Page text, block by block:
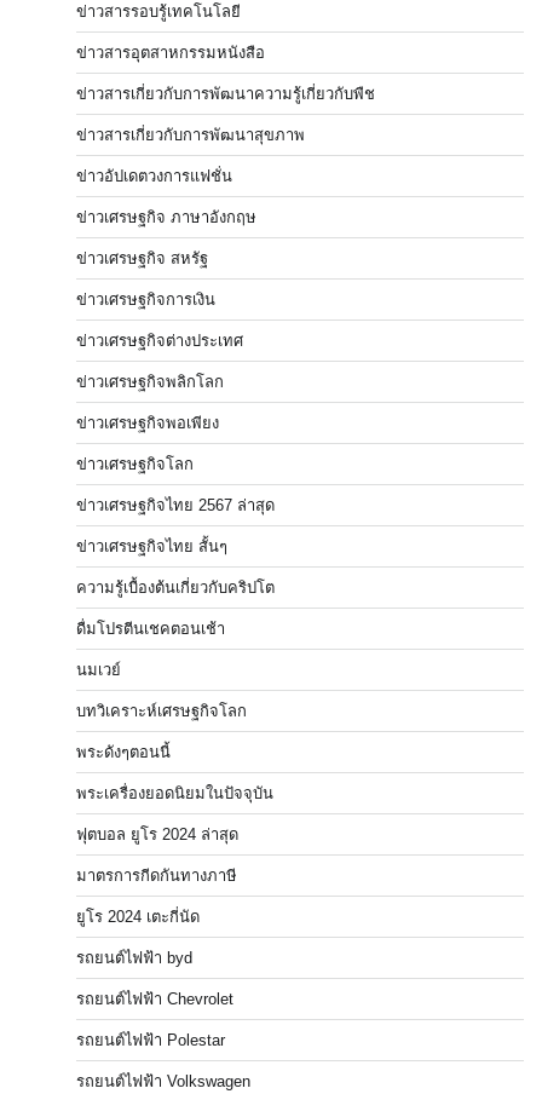
ข่าวสารรอบรู้เทคโนโลยี
ข่าวสารอุตสาหกรรมหนังสือ
ข่าวสารเกี่ยวกับการพัฒนาความรู้เกี่ยวกับพืช
ข่าวสารเกี่ยวกับการพัฒนาสุขภาพ
ข่าวอัปเดตวงการแฟชั่น
ข่าวเศรษฐกิจ ภาษาอังกฤษ
ข่าวเศรษฐกิจ สหรัฐ
ข่าวเศรษฐกิจการเงิน
ข่าวเศรษฐกิจต่างประเทศ
ข่าวเศรษฐกิจพลิกโลก
ข่าวเศรษฐกิจพอเพียง
ข่าวเศรษฐกิจโลก
ข่าวเศรษฐกิจไทย 2567 ล่าสุด
ข่าวเศรษฐกิจไทย สั้นๆ
ความรู้เบื้องต้นเกี่ยวกับคริปโต
ดื่มโปรตีนเชคตอนเช้า
นมเวย์
บทวิเคราะห์เศรษฐกิจโลก
พระดังๆตอนนี้
พระเครื่องยอดนิยมในปัจจุบัน
ฟุตบอล ยูโร 2024 ล่าสุด
มาตรการกีดกันทางภาษี
ยูโร 2024 เตะกี่นัด
รถยนต์ไฟฟ้า byd
รถยนต์ไฟฟ้า Chevrolet
รถยนต์ไฟฟ้า Polestar
รถยนต์ไฟฟ้า Volkswagen